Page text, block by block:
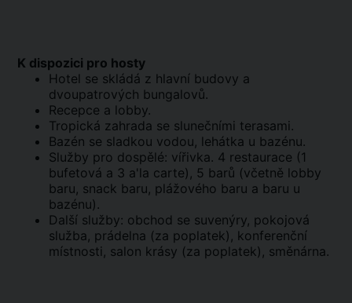
K dispozici pro hosty
Hotel se skládá z hlavní budovy a
dvoupatrových bungalovů.
Recepce a lobby.
Tropická zahrada se slunečními terasami.
Bazén se sladkou vodou, lehátka u bazénu.
Služby pro dospělé: vířivka. 4 restaurace (1
bufetová a 3 a'la carte), 5 barů (včetně lobby
baru, snack baru, plážového baru a baru u
bazénu).
Další služby: obchod se suvenýry, pokojová
služba, prádelna (za poplatek), konferenční
místnosti, salon krásy (za poplatek), směnárna.